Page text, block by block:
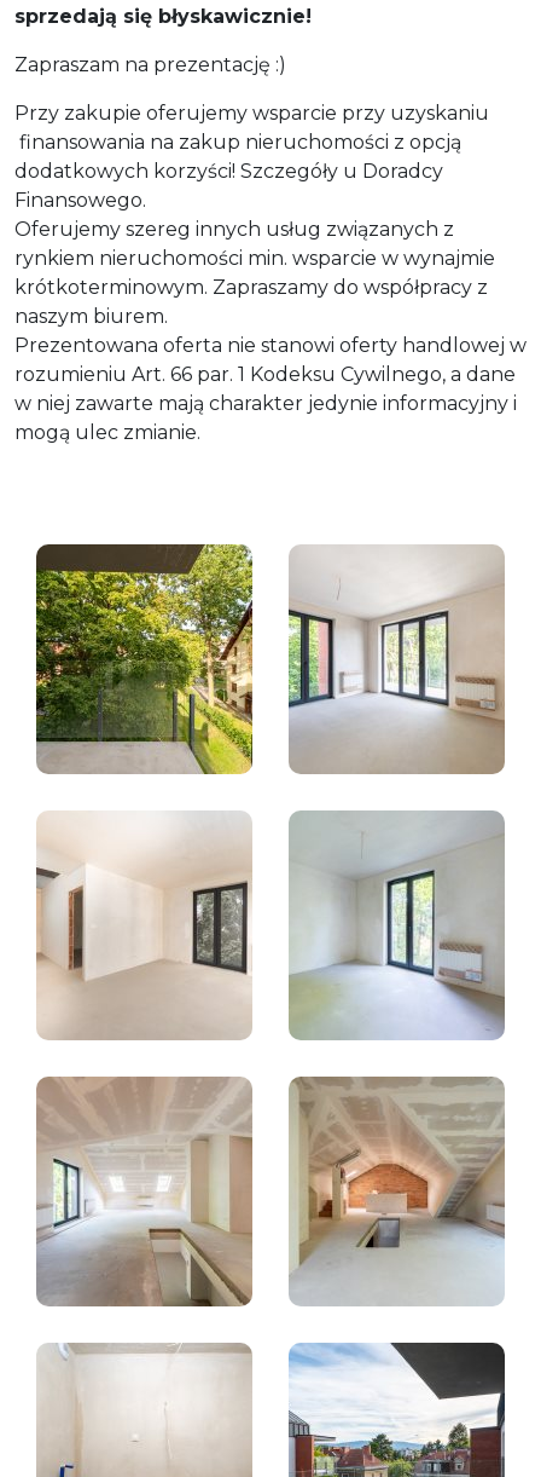
sprzedają się błyskawicznie!
Zapraszam na prezentację :)
Przy zakupie oferujemy wsparcie przy uzyskaniu
finansowania na zakup nieruchomości z opcją
dodatkowych korzyści! Szczegóły u Doradcy
Finansowego.
Oferujemy szereg innych usług związanych z
rynkiem nieruchomości min. wsparcie w wynajmie
krótkoterminowym. Zapraszamy do współpracy z
naszym biurem.
Prezentowana oferta nie stanowi oferty handlowej w
rozumieniu Art. 66 par. 1 Kodeksu Cywilnego, a dane
w niej zawarte mają charakter jedynie informacyjny i
mogą ulec zmianie.